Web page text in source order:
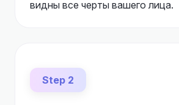
видны все черты вашего лица.
Step 2